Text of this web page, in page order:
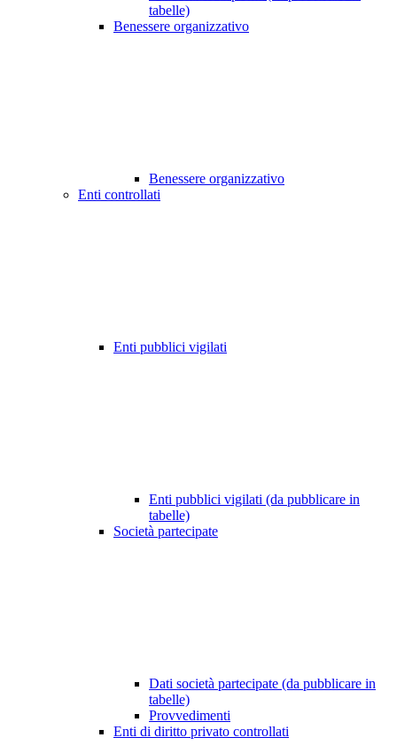
tabelle)
Benessere organizzativo
Benessere organizzativo
Enti controllati
Enti pubblici vigilati
Enti pubblici vigilati (da pubblicare in
tabelle)
Società partecipate
Dati società partecipate (da pubblicare in
tabelle)
Provvedimenti
Enti di diritto privato controllati